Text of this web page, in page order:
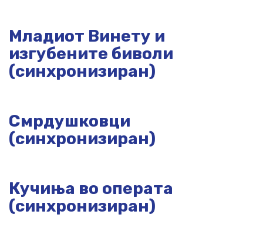
Младиот Винету и
изгубените биволи
(синхронизиран)
Смрдушковци
(синхронизиран)
Кучиња во операта
(синхронизиран)